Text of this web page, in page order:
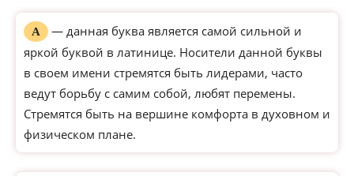
А
— данная буква является самой сильной и
яркой буквой в латинице. Носители данной буквы
в своем имени стремятся быть лидерами, часто
ведут борьбу с самим собой, любят перемены.
Стремятся быть на вершине комфорта в духовном и
физическом плане.